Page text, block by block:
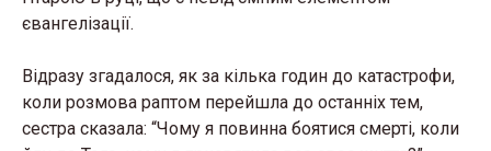
євангелізації.
Відразу згадалося, як за кілька годин до катастрофи,
коли розмова раптом перейшла до останніх тем,
сестра сказала: “Чому я повинна боятися смерті, коли